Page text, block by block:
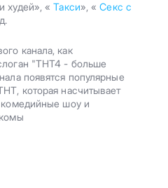
худей», «Такси», «Секс с
канала, как
"ТНТ4 - больше
появятся популярные
которая насчитывает
шоу и